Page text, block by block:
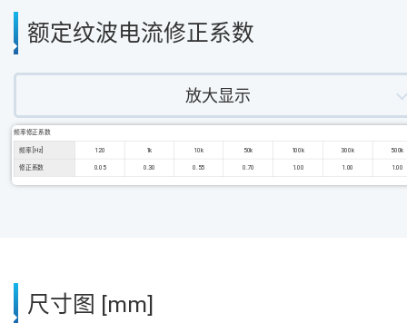
额定纹波电流修正系数
放大显示
频率修正系数
频率 [Hz] 120 1k 10k 50k 100k 300k 500k
修正系数 0.05 0.30 0.55 0.70 1.00 1.00 1.00
尺寸图 [mm]